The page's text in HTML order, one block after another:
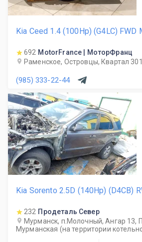
Kia Ceed 1.4 (100Hp) (G4LC) FWD
692 MotorFrance | МоторФранц
Раменское, Островцы, Квартал
(985) 333-22-44
Kia Sorento 2.5D (140Hp) (D4CB)
232 Продеталь Север
Мурманск, п.Молочный, Ангар 13,
Мурманская (на территории